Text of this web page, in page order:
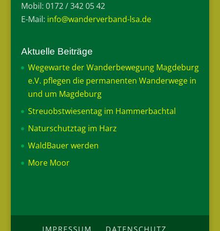
Mobil: 0172 / 342 05 42
E-Mail: info@wanderverband-lsa.de
Aktuelle Beiträge
Wegewarte der Wanderbewegung Magdeburg
e.V. pflegen die permanenten Wanderwege in
und um Magdeburg
Streuobstwiesentag im Hammerbachtal
Naturschutztag im Harz
WaldBauer werden
More Moor